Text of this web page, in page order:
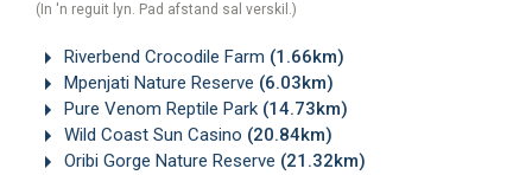
(In 'n reguit lyn. Pad afstand sal verskil.)
Riverbend Crocodile Farm (1.66km)
Mpenjati Nature Reserve (6.03km)
Pure Venom Reptile Park (14.73km)
Wild Coast Sun Casino (20.84km)
Oribi Gorge Nature Reserve (21.32km)